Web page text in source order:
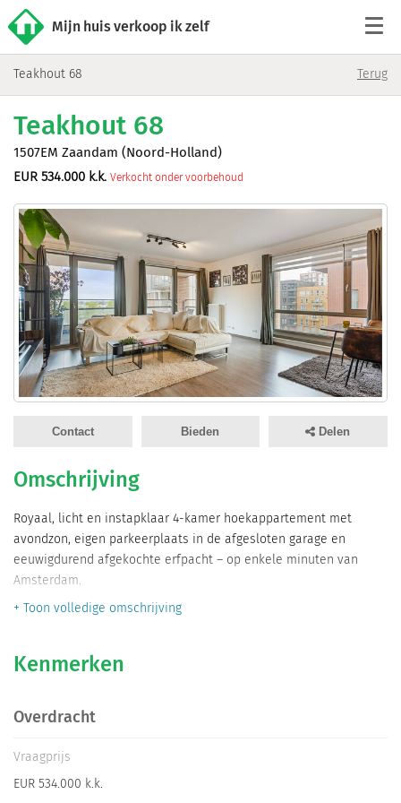
Mijn huis verkoop ik zelf
Woningaanbod
Werkwijze
Contact
Verkoop starten
Teakhout 68 Terug
Teakhout 68
1507EM Zaandam (Noord-Holland)
EUR 534.000 k.k. Verkocht onder voorbehoud
Contact Bieden Delen
Omschrijving
Royaal, licht en instapklaar 4-kamer hoekappartement met
avondzon, eigen parkeerplaats in de afgesloten garage en
eeuwigdurend afgekochte erfpacht – op enkele minuten van
Amsterdam.
4-kamer hoekappartement in Zaandam is uitstekend
de woning van een hoekligging met raampartijen aan drie zijden.
De ochtendzon vult de slaapkamers, terwijl de woonkamer en
+ Toon volledige omschrijving
Kenmerken
Overdracht
Vraagprijs
EUR 534.000 k.k.